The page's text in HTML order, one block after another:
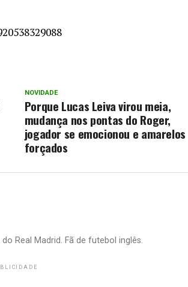
NOVIDADE
Porque Lucas Leiva virou meia,
mudança nos pontas do Roger,
jogador se emocionou e amarelos
forçados
Real Madrid. Fã de futebol inglês.